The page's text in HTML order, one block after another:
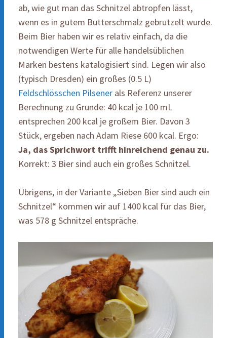
ab, wie gut man das Schnitzel abtropfen lässt,
wenn es in gutem Butterschmalz gebrutzelt wurde.
Beim Bier haben wir es relativ einfach, da die
notwendigen Werte für alle handelsüblichen
Marken bestens katalogisiert sind. Legen wir also
(typisch Dresden) ein großes (0.5 L)
Feldschlösschen Pilsener als Referenz unserer
Berechnung zu Grunde: 40 kcal je 100 mL
entsprechen 200 kcal je großem Bier. Davon 3
Stück, ergeben nach Adam Riese 600 kcal. Ergo:
Ja, das Sprichwort trifft hinreichend genau zu.
Korrekt: 3 Bier sind auch ein großes Schnitzel.
Übrigens, in der Variante „Sieben Bier sind auch ein
Schnitzel“ kommen wir auf 1400 kcal für das Bier,
was 578 g Schnitzel entspräche.